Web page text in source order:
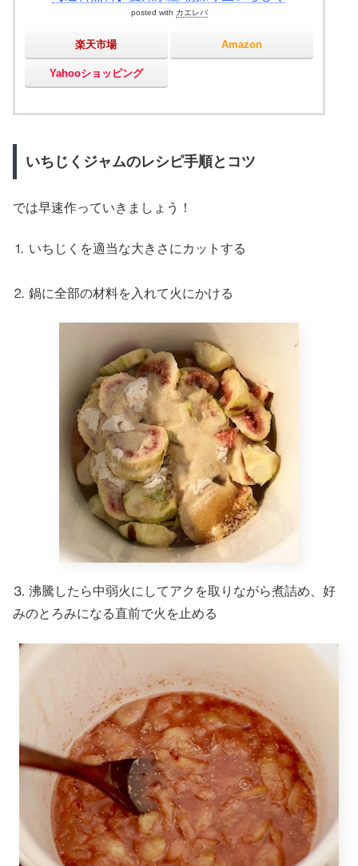
posted with カエレバ
楽天市場 Amazon
Yahooショッピング
いちじくジャムのレシピ手順とコツ
では早速作っていきましょう！
⒈ いちじくを適当な大きさにカットする
⒉ 鍋に全部の材料を入れて火にかける
⒊ 沸騰したら中弱火にしてアクを取りながら煮詰め、好
みのとろみになる直前で火を止める